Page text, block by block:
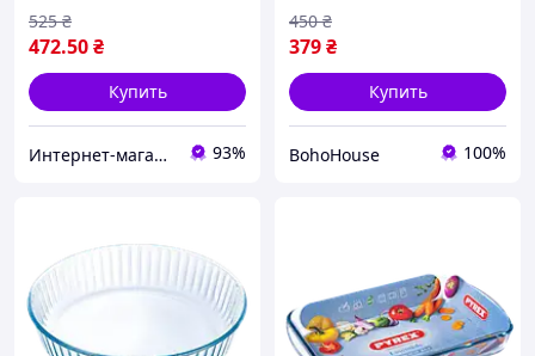
472.50₴
525 ₴
Купить
Интернет-магазин "TorgZp" 93%
379₴
450 ₴
Купить
BohoHouse 100%